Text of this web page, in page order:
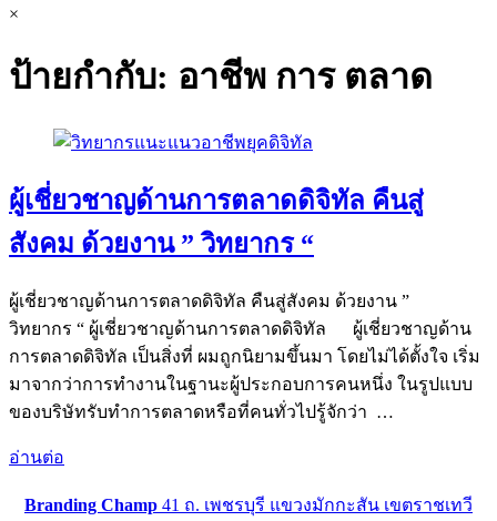
×
ป้ายกำกับ: อาชีพ การ ตลาด
ผู้เชี่ยวชาญด้านการตลาดดิจิทัล คืนสู่
สังคม ด้วยงาน ” วิทยากร “
ผู้เชี่ยวชาญด้านการตลาดดิจิทัล คืนสู่สังคม ด้วยงาน ”
วิทยากร “ ผู้เชี่ยวชาญด้านการตลาดดิจิทัล ผู้เชี่ยวชาญด้าน
การตลาดดิจิทัล เป็นสิ่งที่ ผมถูกนิยามขึ้นมา โดยไม่ได้ตั้งใจ เริ่ม
มาจากว่าการทำงานในฐานะผู้ประกอบการคนหนึ่ง ในรูปแบบ
ของบริษัทรับทำการตลาดหรือที่คนทั่วไปรู้จักว่า …
อ่านต่อ
Branding Champ 41 ถ. เพชรบุรี แขวงมักกะสัน เขตราชเทวี